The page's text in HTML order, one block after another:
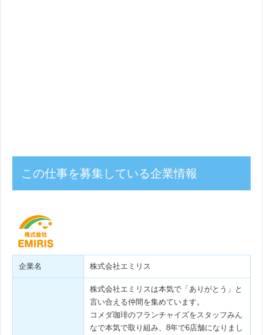
この仕事を募集している企業情報
企業名 株式会社エミリス
株式会社エミリスは本気で「ありがとう」と
言い合える仲間を集めています。
コメダ珈琲のフランチャイズをスタッフみん
なで本気で取り組み、8年で6店舗になりまし